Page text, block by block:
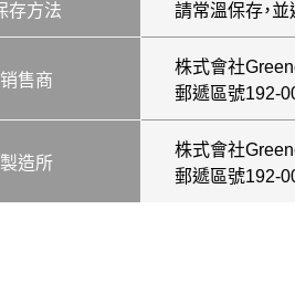
存方法 請常溫保存，
销售商
株式會社
郵遞區號192-
製造所
株式會社
郵遞區號192-